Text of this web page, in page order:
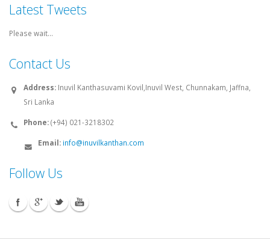
Latest Tweets
Please wait...
Contact Us
Address: Inuvil Kanthasuvami Kovil,Inuvil West, Chunnakam, Jaffna,
Sri Lanka
Phone:(+94) 021-3218302
Email: info@inuvilkanthan.com
Follow Us